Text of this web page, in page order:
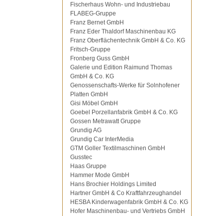
Fischerhaus Wohn- und Industriebau
FLABEG-Gruppe
Franz Bernet GmbH
Franz Eder Thaldorf Maschinenbau KG
Franz Oberflächentechnik GmbH & Co. KG
Fritsch-Gruppe
Fronberg Guss GmbH
Galerie und Edition Raimund Thomas
GmbH & Co. KG
Genossenschafts-Werke für Solnhofener
Platten GmbH
Gisi Möbel GmbH
Goebel Porzellanfabrik GmbH & Co. KG
Gossen Metrawatt Gruppe
Grundig AG
Grundig Car InterMedia
GTM Goller Textilmaschinen GmbH
Gusstec
Haas Gruppe
Hammer Mode GmbH
Hans Brochier Holdings Limited
Hartner GmbH & Co Kraftfahrzeughandel
HESBA Kinderwagenfabrik GmbH & Co. KG
Hofer Maschinenbau- und Vertriebs GmbH